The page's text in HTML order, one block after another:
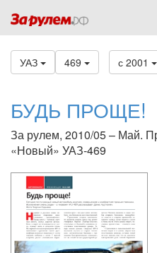
УАЗ 469 с 2001
БУДЬ ПРОЩЕ!
За рулем, 2010/05 – Май.
«Новый» УАЗ-469